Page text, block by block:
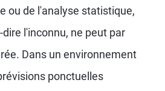
ou de l'analyse statistique,
dire l'inconnu, ne peut par
Dans un environnement
ponctuelles